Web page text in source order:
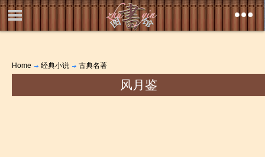
Home 经典小说 古典名著
风月鉴